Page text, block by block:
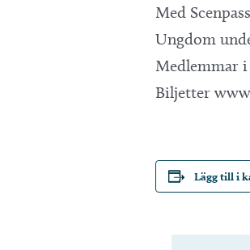
Med
Ungdom
Medlemmar
Biljetter
Lägg till i